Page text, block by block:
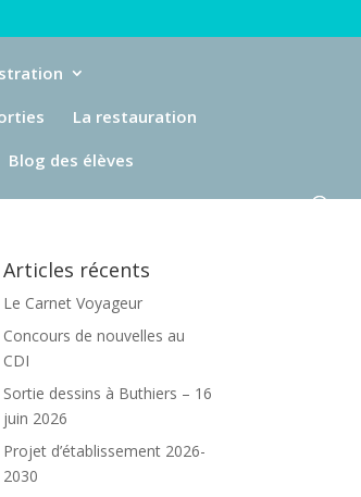
La restauration
Blog des élèves
Articles récents
Le Carnet Voyageur
Concours de nouvelles au
CDI
Sortie dessins à Buthiers – 16
juin 2026
Projet d’établissement 2026-
2030